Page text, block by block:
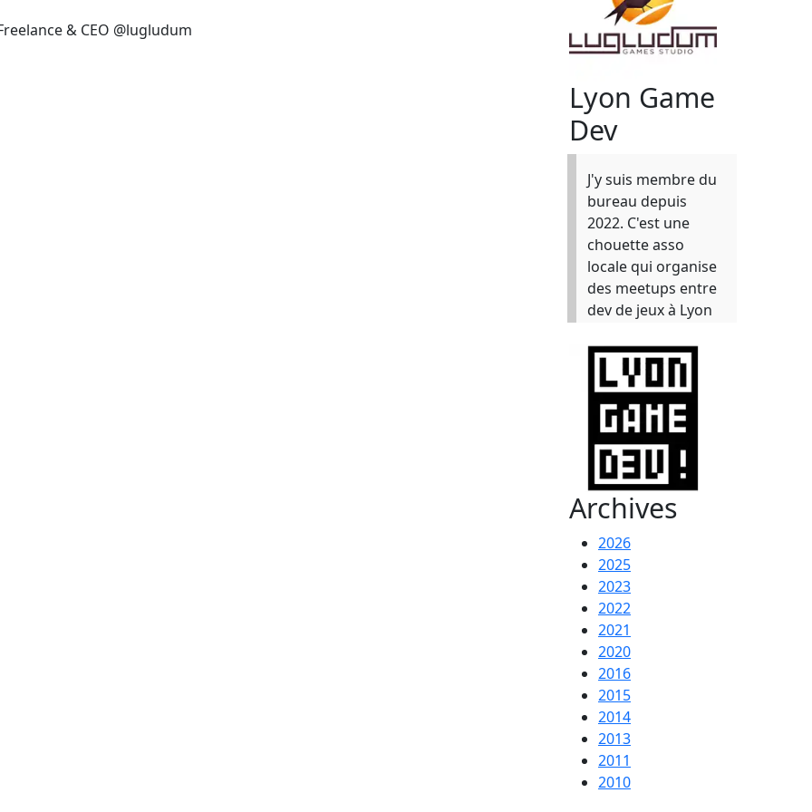
& CEO @lugludum
Lyon Game
Dev
J'y suis membre du
bureau depuis
2022. C'est une
chouette asso
locale qui organise
des meetups entre
dev de jeux à Lyon
Archives
2026
2025
2023
2022
2021
2020
2016
2015
2014
2013
2011
2010